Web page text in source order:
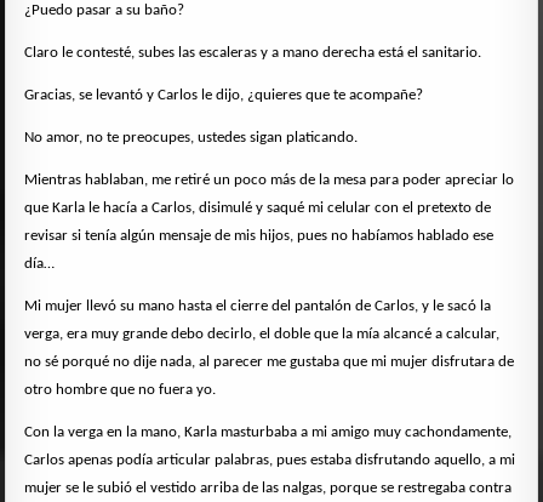
¿Puedo pasar a su baño?
Claro le contesté, subes las escaleras y a mano derecha está el sanitario.
Gracias, se levantó y Carlos le dijo, ¿quieres que te acompañe?
No amor, no te preocupes, ustedes sigan platicando.
Mientras hablaban, me retiré un poco más de la mesa para poder apreciar lo
que Karla le hacía a Carlos, disimulé y saqué mi celular con el pretexto de
revisar si tenía algún mensaje de mis hijos, pues no habíamos hablado ese
día…
Mi mujer llevó su mano hasta el cierre del pantalón de Carlos, y le sacó la
verga, era muy grande debo decirlo, el doble que la mía alcancé a calcular,
no sé porqué no dije nada, al parecer me gustaba que mi mujer disfrutara de
otro hombre que no fuera yo.
Con la verga en la mano, Karla masturbaba a mi amigo muy cachondamente,
Carlos apenas podía articular palabras, pues estaba disfrutando aquello, a mi
mujer se le subió el vestido arriba de las nalgas, porque se restregaba contra